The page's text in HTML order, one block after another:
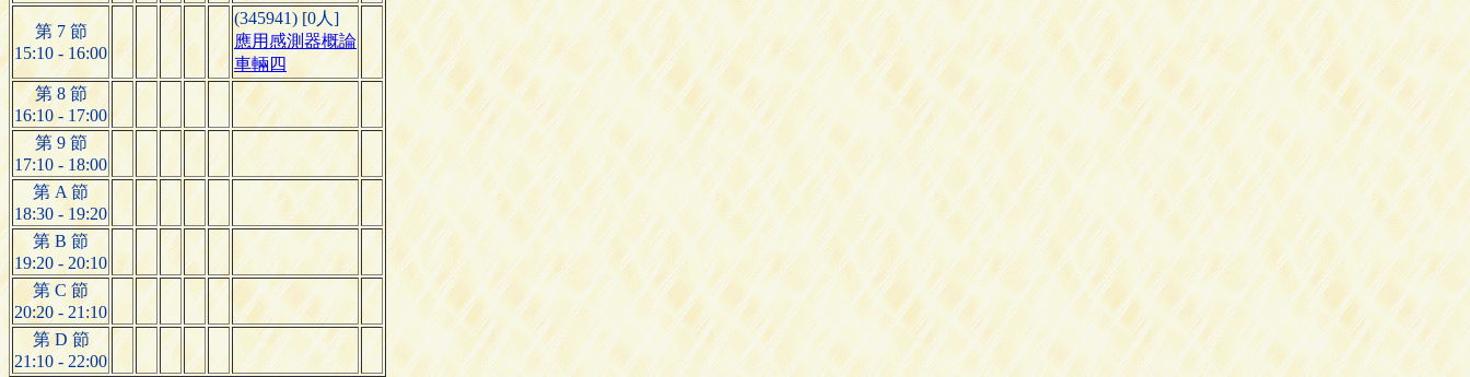
第 7 節
15:10 - 16:00
(345941) [0人]
應用感測器概論
車輛四
第 8 節
16:10 - 17:00
第 9 節
17:10 - 18:00
第 A 節
18:30 - 19:20
第 B 節
19:20 - 20:10
第 C 節
20:20 - 21:10
第 D 節
21:10 - 22:00